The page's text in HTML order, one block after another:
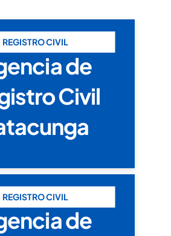
REGISTRO CIVIL
de
Civil
REGISTRO CIVIL
de